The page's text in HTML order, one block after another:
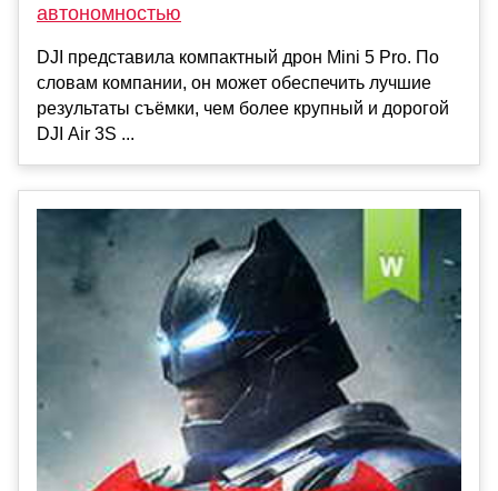
автономностью
DJI представила компактный дрон Mini 5 Pro. По
словам компании, он может обеспечить лучшие
результаты съёмки, чем более крупный и дорогой
DJI Air 3S ...